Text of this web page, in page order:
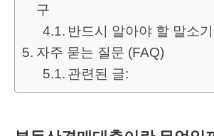
구
반드시 알아야 할 말소
자주 묻는 질문 (FAQ)
관련된 글: